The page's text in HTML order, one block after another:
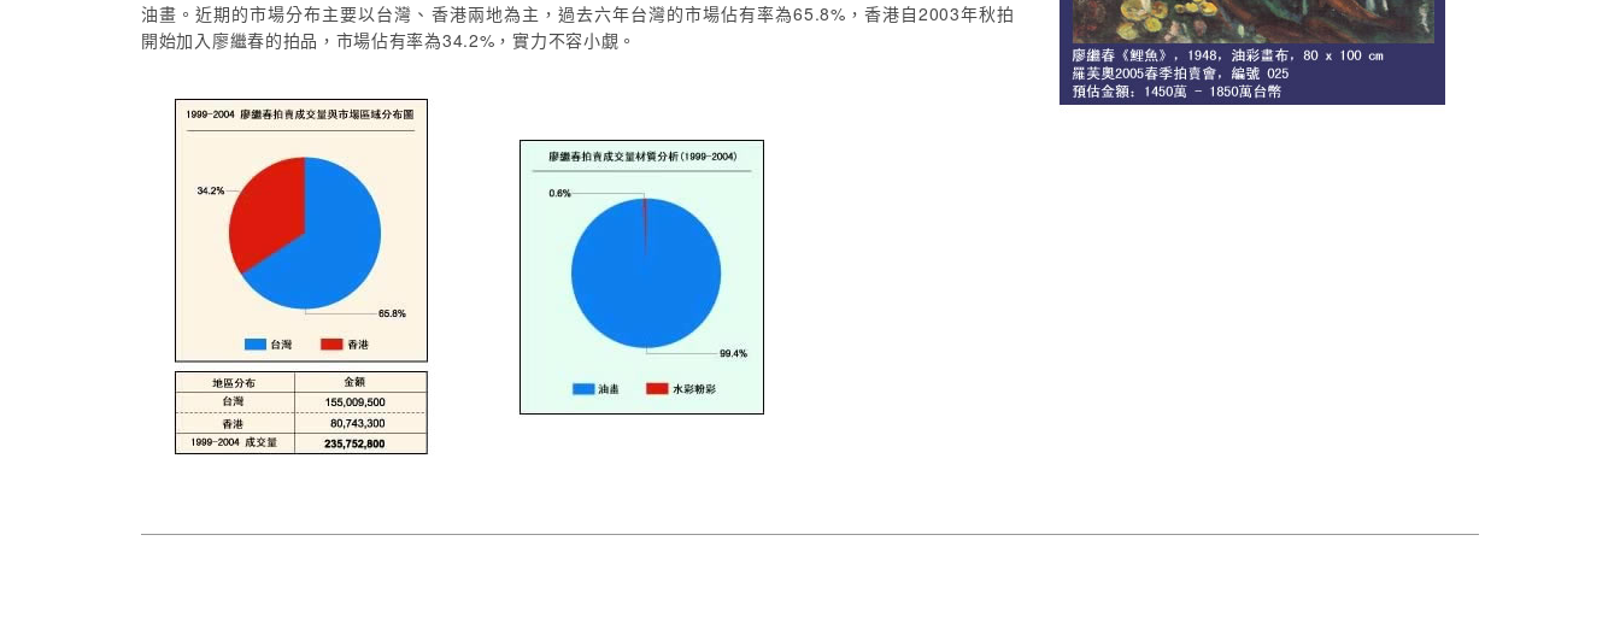
油畫。近期的市場分布主要以台灣、香港兩地為主，過去六年台灣的市場佔有率為65.8%，香港自2003年秋拍
開始加入廖繼春的拍品，市場佔有率為34.2%，實力不容小覷。